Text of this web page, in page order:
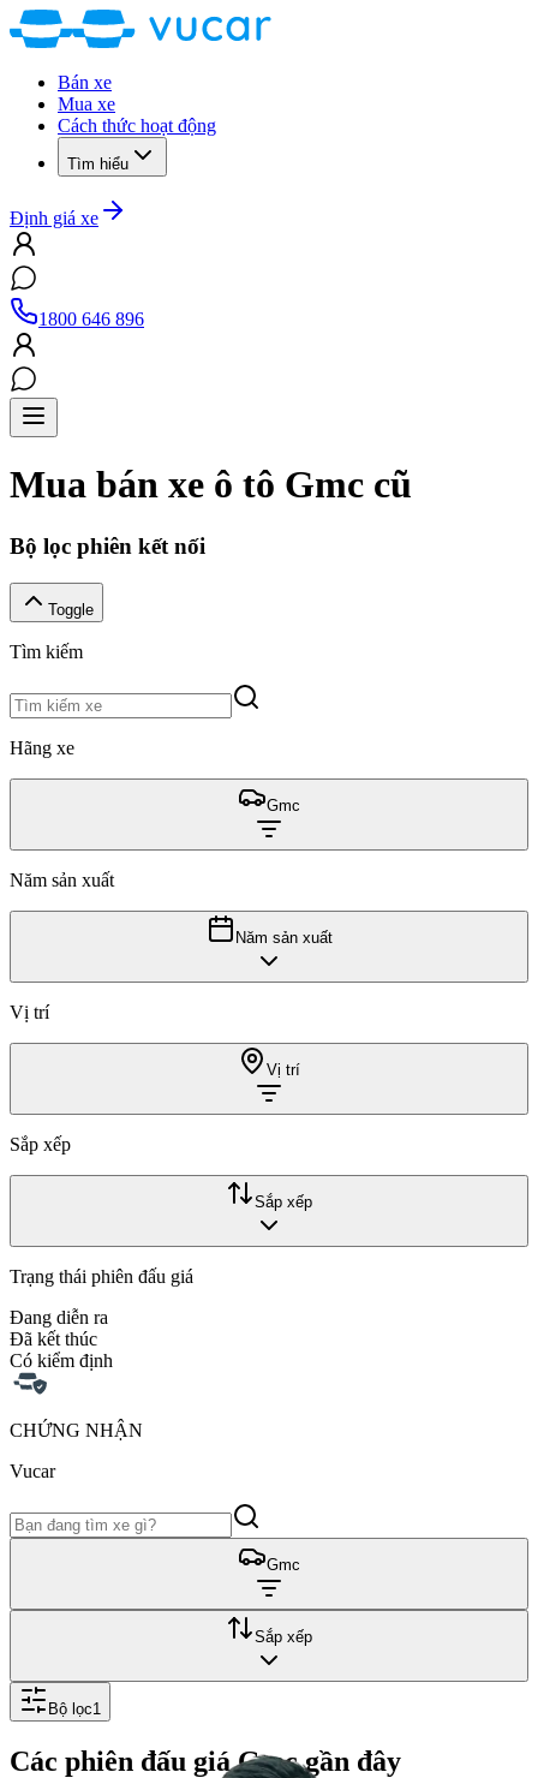
Bán xe
Mua xe
Cách thức hoạt động
Tìm hiểu
Định giá xe
1800 646 896
Mua bán xe ô tô Gmc cũ
Bộ lọc phiên kết nối
Toggle
Tìm kiếm
Hãng xe
Gmc
Năm sản xuất
Năm sản xuất
Vị trí
Vị trí
Sắp xếp
Sắp xếp
Trạng thái phiên đấu giá
Đang diễn ra
Đã kết thúc
Có kiểm định
CHỨNG NHẬN
Vucar
Gmc
Sắp xếp
Bộ lọc1
Các phiên đấu giá Gmcgần đây